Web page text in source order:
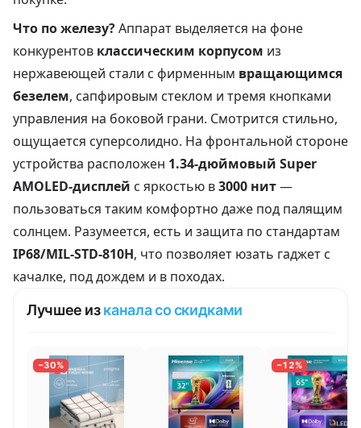
Что по железу?Аппарат выделяется на фоне
конкурентов классическим корпусом из
нержавеющей стали с фирменным вращающимся
безелем, сапфировым стеклом и тремя кнопками
управления на боковой грани. Смотрится стильно,
ощущается суперсолидно. На фронтальной стороне
устройства расположен 1.34-дюймовый Super
AMOLED-дисплей с яркостью в3000 нит—
пользоваться таким комфортно даже под палящим
солнцем. Разумеется, есть и защита по стандартам
IP68/MIL-STD-810H, что позволяет юзать гаджет с
качалке, под дождем и в походах.
Лучшее изканала со скидками
−30% −12%